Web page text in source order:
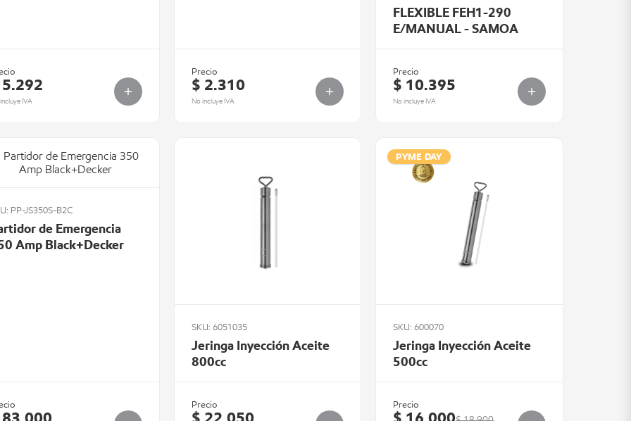
IVA
Precio
$ 2.310
No incluye IVA
FLEXIBLE FEH1-290
E/MANUAL - SAMOA
Precio
$ 10.395
No incluye IVA
PP-JS350S-B2C
de Emergencia
Amp Black+Decker
SKU: 6051035
Jeringa Inyección Aceite
800cc
Precio
PYME DAY
SKU: 600070
Jeringa Inyección Aceite
500cc
Precio